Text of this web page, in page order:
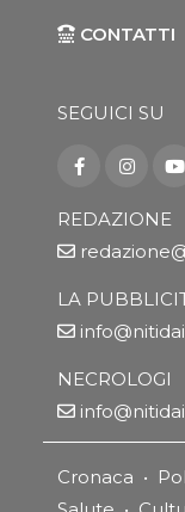
CONTATTI
SEGUICI SU
REDAZIONE
LA
NECROLOGI
Cronaca •